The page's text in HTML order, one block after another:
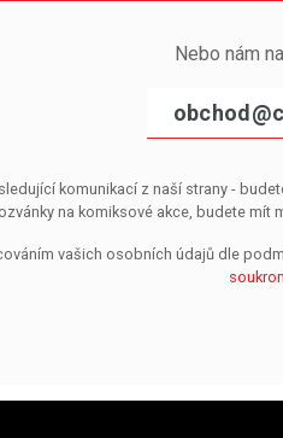
Nebo nám
komunikací z naší strany -
na komiksové akce, budete
vašich osobních údajů dle